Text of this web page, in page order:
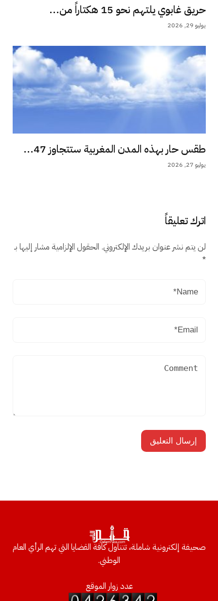
حريق غابوي يلتهم نحو 15 هكتاراً من...
يوليو 29, 2026
طقس حار بهذه المدن المغربية ستتجاوز 47...
يوليو 27, 2026
اترك تعليقاً
لن يتم نشر عنوان بريدك الإلكتروني. الحقول الإلزامية مشار إليها بـ
*
صحيفة إلكترونية شاملة، تتناول كافة القضايا التي تهم الرأي العام
الوطني.
عدد زوار الموقع